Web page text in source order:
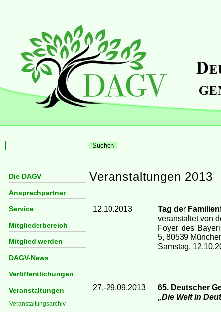
Die DAGV
Ansprechpartner
Service
Mitgliederbereich
Mitglied werden
DAGV-News
Veröffentlichungen
Veranstaltungen
Veranstaltungsarchiv
Veranstaltungen 2013
12.10.2013
Tag der
veranstaltet von
Foyer des
5, 80539
Samstag,
27.-29.09.2013
65. Deutscher
„Die Welt in